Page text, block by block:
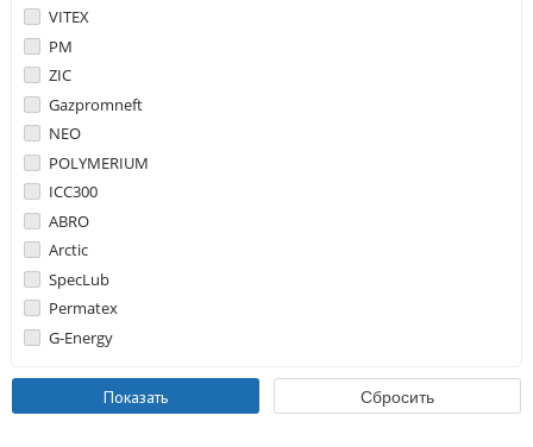
VITEX
PM
ZIC
Gazpromneft
NEO
POLYMERIUM
ICC300
ABRO
Arctic
SpecLub
Permatex
G-Energy